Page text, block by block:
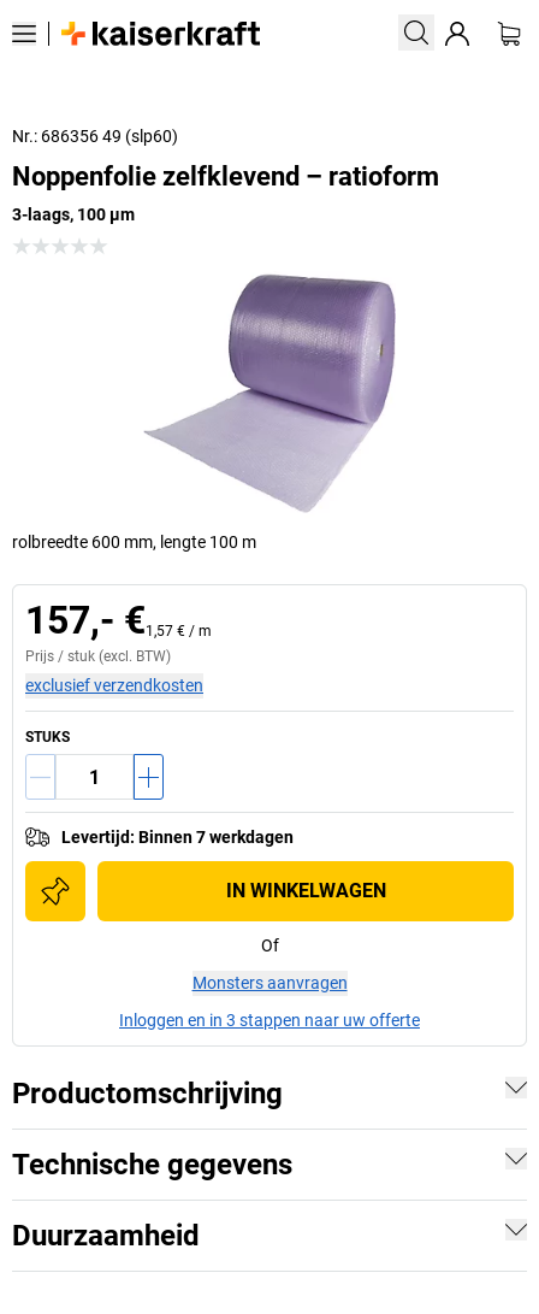
Nr.: 686356 49 (slp60)
Noppenfolie zelfklevend – ratioform
3-laags, 100 µm
rolbreedte 600 mm, lengte 100 m
157,- €1,57 € / m
Prijs / stuk (excl. BTW)
exclusief verzendkosten
STUKS
Levertijd: Binnen 7 werkdagen
IN WINKELWAGEN
Of
Monsters aanvragen
Inloggen en in 3 stappen naar uw offerte
Productomschrijving
Technische gegevens
Duurzaamheid